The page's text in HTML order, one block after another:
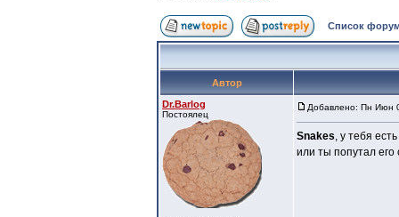
Список
Автор
Dr.Barlog
Постоялец
Добавлено: Пн Июн
Snakes, у тебя
или ты попутал